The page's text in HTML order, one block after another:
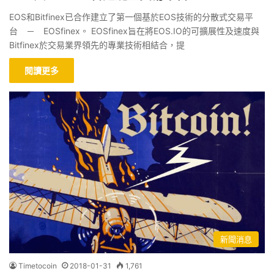
EOS和Bitfinex已合作建立了第一個基於EOS技術的分散式交易平
台 － EOSfinex。 EOSfinex旨在將EOS.IO的可擴展性及速度與
Bitfinex於交易業界領先的專業技術相結合，提
閱讀更多
新聞消息
Timetocoin 2018-01-31 1,761